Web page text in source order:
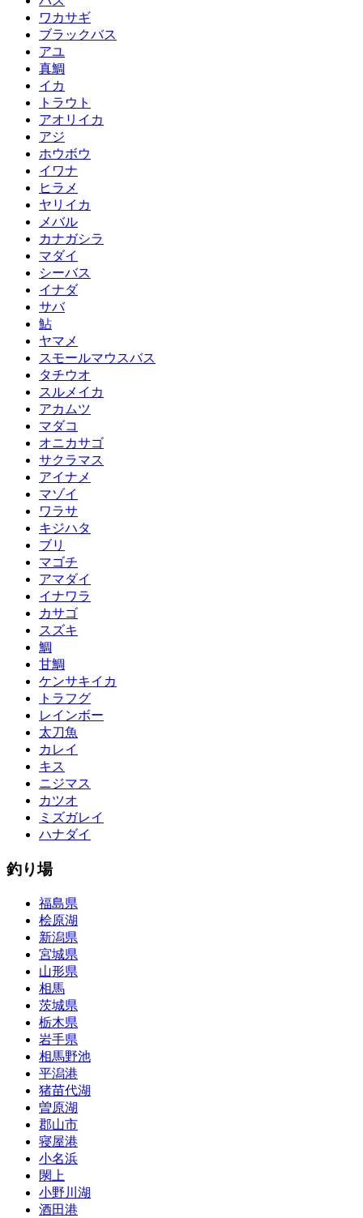
ワカサギ
ブラックバス
アユ
真鯛
イカ
トラウト
アオリイカ
アジ
ホウボウ
イワナ
ヒラメ
ヤリイカ
メバル
カナガシラ
マダイ
シーバス
イナダ
サバ
鮎
ヤマメ
スモールマウスバス
タチウオ
スルメイカ
アカムツ
マダコ
オニカサゴ
サクラマス
アイナメ
マゾイ
ワラサ
キジハタ
ブリ
マゴチ
アマダイ
イナワラ
カサゴ
スズキ
鯛
甘鯛
ケンサキイカ
トラフグ
レインボー
太刀魚
カレイ
キス
ニジマス
カツオ
ミズガレイ
ハナダイ
釣り場
福島県
桧原湖
新潟県
宮城県
山形県
相馬
茨城県
栃木県
岩手県
相馬野池
平潟港
猪苗代湖
曽原湖
郡山市
寝屋港
小名浜
閖上
小野川湖
酒田港